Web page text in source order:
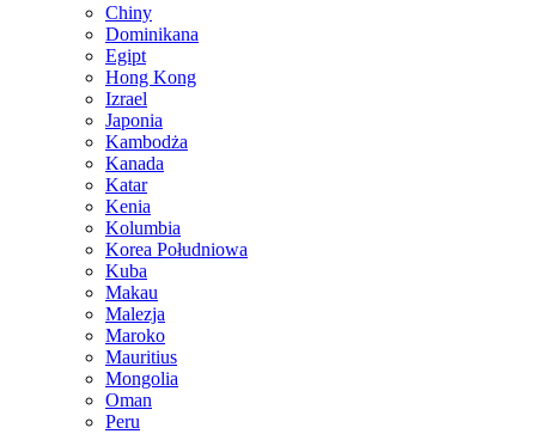
Chiny
Dominikana
Egipt
Hong Kong
Izrael
Japonia
Kambodża
Kanada
Katar
Kenia
Kolumbia
Korea Południowa
Kuba
Makau
Malezja
Maroko
Mauritius
Mongolia
Oman
Peru